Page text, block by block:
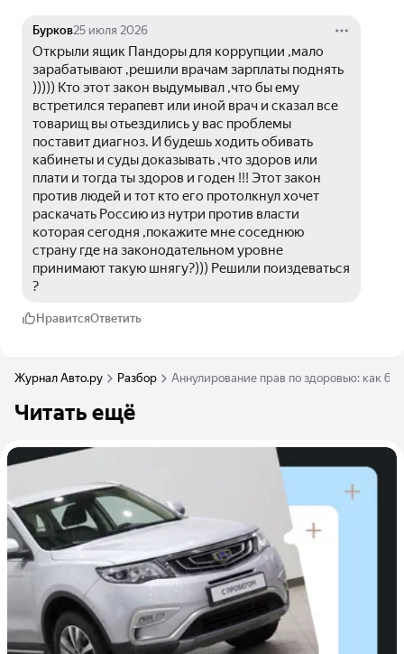
Бурков25 июля 2026
Открыли ящик Пандоры для коррупции ,мало
зарабатывают ,решили врачам зарплаты поднять
))))) Кто этот закон выдумывал ,что бы ему
встретился терапевт или иной врач и сказал все
товарищ вы отьездились у вас проблемы
поставит диагноз. И будешь ходить обивать
кабинеты и суды доказывать ,что здоров или
плати и тогда ты здоров и годен !!! Этот закон
против людей и тот кто его протолкнул хочет
раскачать Россию из нутри против власти
которая сегодня ,покажите мне соседнюю
страну где на законодательном уровне
принимают такую шнягу?))) Решили поиздеваться
?
НравитсяОтветить
Журнал Авто.ру Разбор Аннулирование прав по здоровью: как
Читать ещё